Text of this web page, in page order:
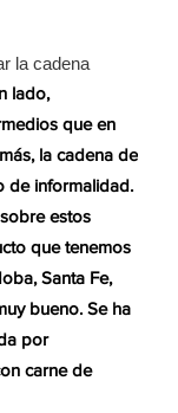
la cadena
lado,
que en
la cadena de
de informalidad.
estos
que tenemos
Santa Fe,
bueno. Se ha
por
carne de